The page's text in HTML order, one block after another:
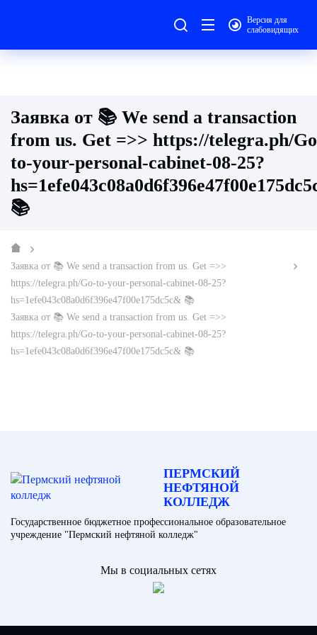
Версия для
слабовидящих
Заявка от 📚 We send a transaction
from us. Get =>> https://telegra.ph/
to-your-personal-cabinet-08-25?
📚
Заявка от 📚 We send a transaction from us. Get =>>
https://telegra.ph/Go-to-your-personal-cabinet-08-25?
hs=1efe043c08a0d6f396e47f00e175dc5c& 📚
Заявка от 📚 We send a transaction from us. Get =>>
https://telegra.ph/Go-to-your-personal-cabinet-08-25?
hs=1efe043c08a0d6f396e47f00e175dc5c& 📚
ПЕРМСКИЙ
НЕФТЯНОЙ
КОЛЛЕДЖ
Государственное бюджетное профессиональное образовательное
учреждение "Пермский нефтяной колледж"
Мы в социальных сетях